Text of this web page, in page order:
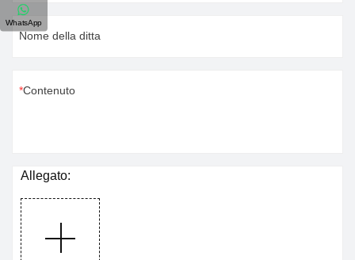
Nome della ditta
Contenuto
Allegato:
WhatsApp